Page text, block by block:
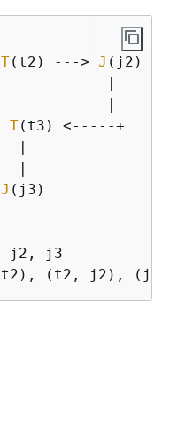
T(t2) ---> J (j2)
|
|
T(t3) <-----+
|
|
J (j3)
j2, j3
t2), (t2, j2),